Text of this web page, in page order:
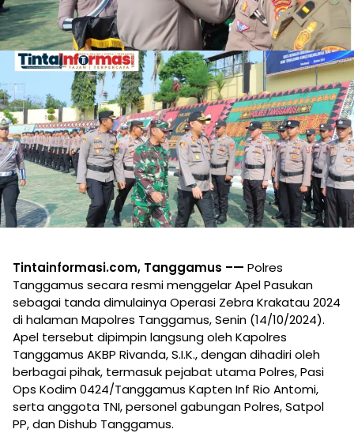
Tintainformasi.com, Tanggamus –— Polres
Tanggamus secara resmi menggelar Apel Pasukan
sebagai tanda dimulainya Operasi Zebra Krakatau 2024
di halaman Mapolres Tanggamus, Senin (14/10/2024).
Apel tersebut dipimpin langsung oleh Kapolres
Tanggamus AKBP Rivanda, S.I.K., dengan dihadiri oleh
berbagai pihak, termasuk pejabat utama Polres, Pasi
Ops Kodim 0424/Tanggamus Kapten Inf Rio Antomi,
serta anggota TNI, personel gabungan Polres, Satpol
PP, dan Dishub Tanggamus.